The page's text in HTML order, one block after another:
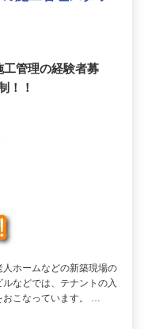
管理の経験者募
！！
ホームなどの新築現場の
などでは、テナントの入
おこなっています。 …